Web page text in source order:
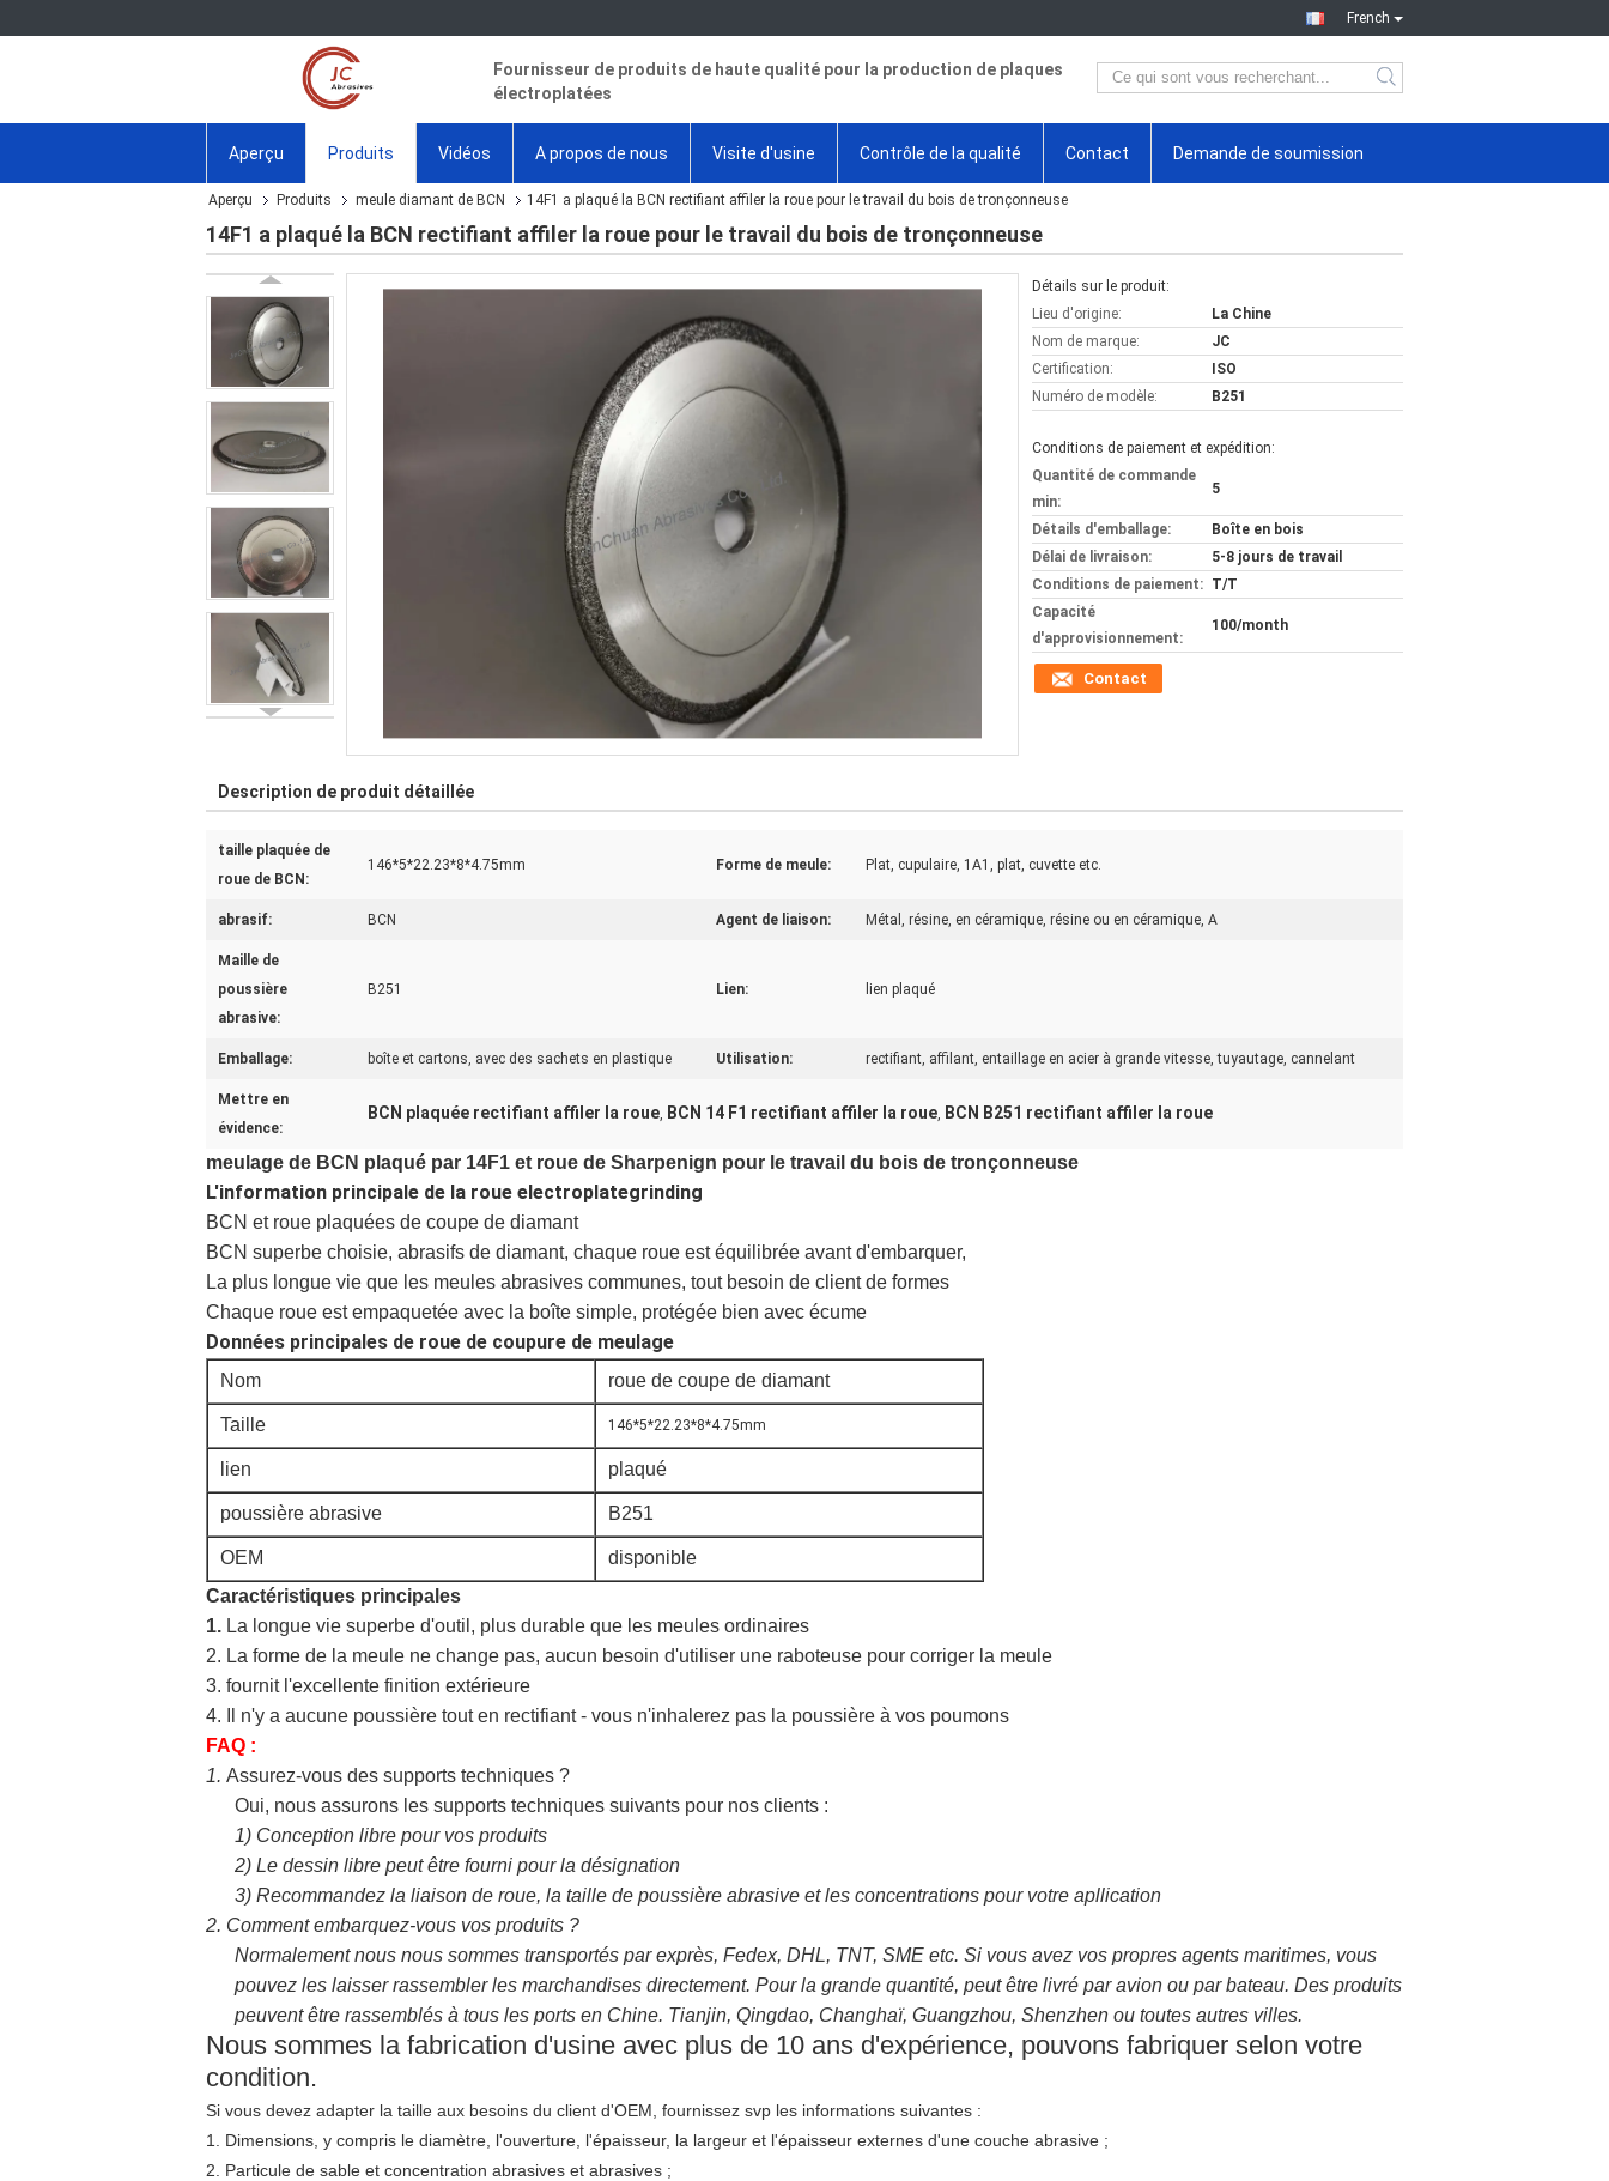
French
Fournisseur de produits de haute qualité pour la production de plaques
électroplatées
Aperçu Produits Vidéos A propos de nous Visite d'usine Contrôle de la qualité Contact Demande de soumission
Aperçu Produits meule diamant de BCN 14F1 a plaqué la BCN rectifiant affiler la roue pour le travail du bois de tronçonneuse
14F1 a plaqué la BCN rectifiant affiler la roue pour le travail du bois de tronçonneuse
Détails sur le produit:
Lieu d'origine:
La Chine
Nom de marque:
JC
Certification:
ISO
Numéro de modèle:
B251
Conditions de paiement et expédition:
Quantité de commande
min:
5
Détails d'emballage:
Boîte en bois
Délai de livraison:
5-8 jours de travail
Conditions de paiement: T/T
Capacité
d'approvisionnement:
100/month
Contact
Description de produit détaillée
taille plaquée de
roue de BCN:
146*5*22.23*8*4.75mm Forme de meule: Plat, cupulaire, 1A1, plat, cuvette etc.
abrasif: BCN Agent de liaison: Métal, résine, en céramique, résine ou en céramique, A
Maille de
poussière
abrasive:
B251 Lien: lien plaqué
Emballage: boîte et cartons, avec des sachets en plastique Utilisation: rectifiant, affilant, entaillage en acier à grande vitesse, tuyautage, cannelant
Mettre en
évidence:
BCN plaquée rectifiant affiler la roue, BCN 14 F1 rectifiant affiler la roue, BCN B251 rectifiant affiler la roue
meulage de BCN plaqué par 14F1 et roue de Sharpenign pour le travail du bois de tronçonneuse
L'information principale de la roue electroplategrinding
BCN et roue plaquées de coupe de diamant
BCN superbe choisie, abrasifs de diamant, chaque roue est équilibrée avant d'embarquer,
La plus longue vie que les meules abrasives communes, tout besoin de client de formes
Chaque roue est empaquetée avec la boîte simple, protégée bien avec écume
Données principales de roue de coupure de meulage
Nom roue de coupe de diamant
Taille 146*5*22.23*8*4.75mm
lien plaqué
poussière abrasive B251
OEM
disponible
Caractéristiques principales
1. La longue vie superbe d'outil, plus durable que les meules ordinaires
2. La forme de la meule ne change pas, aucun besoin d'utiliser une raboteuse pour corriger la meule
3. fournit l'excellente finition extérieure
4. Il n'y a aucune poussière tout en rectifiant - vous n'inhalerez pas la poussière à vos poumons
FAQ :
1. Assurez-vous des supports techniques ?
Oui, nous assurons les supports techniques suivants pour nos clients :
1) Conception libre pour vos produits
2) Le dessin libre peut être fourni pour la désignation
3) Recommandez la liaison de roue, la taille de poussière abrasive et les concentrations pour votre apllication
2. Comment embarquez-vous vos produits ?
Normalement nous nous sommes transportés par exprès, Fedex, DHL, TNT, SME etc. Si vous avez vos propres agents maritimes, vous
pouvez les laisser rassembler les marchandises directement. Pour la grande quantité, peut être livré par avion ou par bateau. Des produits
peuvent être rassemblés à tous les ports en Chine. Tianjin, Qingdao, Changhaï, Guangzhou, Shenzhen ou toutes autres villes.
Nous sommes la fabrication d'usine avec plus de 10 ans d'expérience, pouvons fabriquer selon votre
condition.
Si vous devez adapter la taille aux besoins du client d'OEM, fournissez svp les informations suivantes :
1. Dimensions, y compris le diamètre, l'ouverture, l'épaisseur, la largeur et l'épaisseur externes d'une couche abrasive ;
2. Particule de sable et concentration abrasives et abrasives ;